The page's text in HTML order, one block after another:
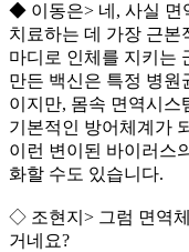
◆ 이동은> 네, 사실 면
치료하는 데 가장 근본
마디로 인체를 지키는
만든 백신은 특정 병원
이지만, 몸속 면역시스
기본적인 방어체계가
이런 변이된 바이러스
화할 수도 있습니다.
◇ 조현지> 그럼 면역
거네요?